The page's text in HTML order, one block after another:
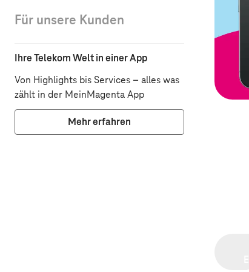
Für unsere Kunden
Ihre Telekom Welt in einer App
Von Highlights bis Services – alles was
zählt in der MeinMagenta App
Mehr erfahren